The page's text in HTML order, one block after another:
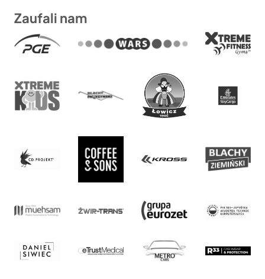
Zaufali nam